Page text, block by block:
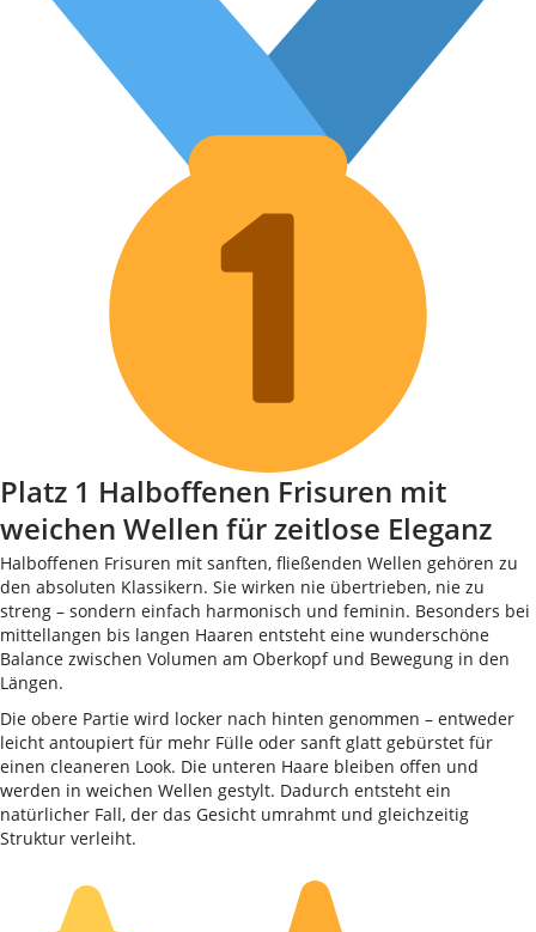
Platz 1 Halboffenen Frisuren mit
weichen Wellen für zeitlose Eleganz
Halboffenen Frisuren mit sanften, fließenden Wellen gehören zu
den absoluten Klassikern. Sie wirken nie übertrieben, nie zu
streng – sondern einfach harmonisch und feminin. Besonders bei
mittellangen bis langen Haaren entsteht eine wunderschöne
Balance zwischen Volumen am Oberkopf und Bewegung in den
Längen.
Die obere Partie wird locker nach hinten genommen – entweder
leicht antoupiert für mehr Fülle oder sanft glatt gebürstet für
einen cleaneren Look. Die unteren Haare bleiben offen und
werden in weichen Wellen gestylt. Dadurch entsteht ein
natürlicher Fall, der das Gesicht umrahmt und gleichzeitig
Struktur verleiht.